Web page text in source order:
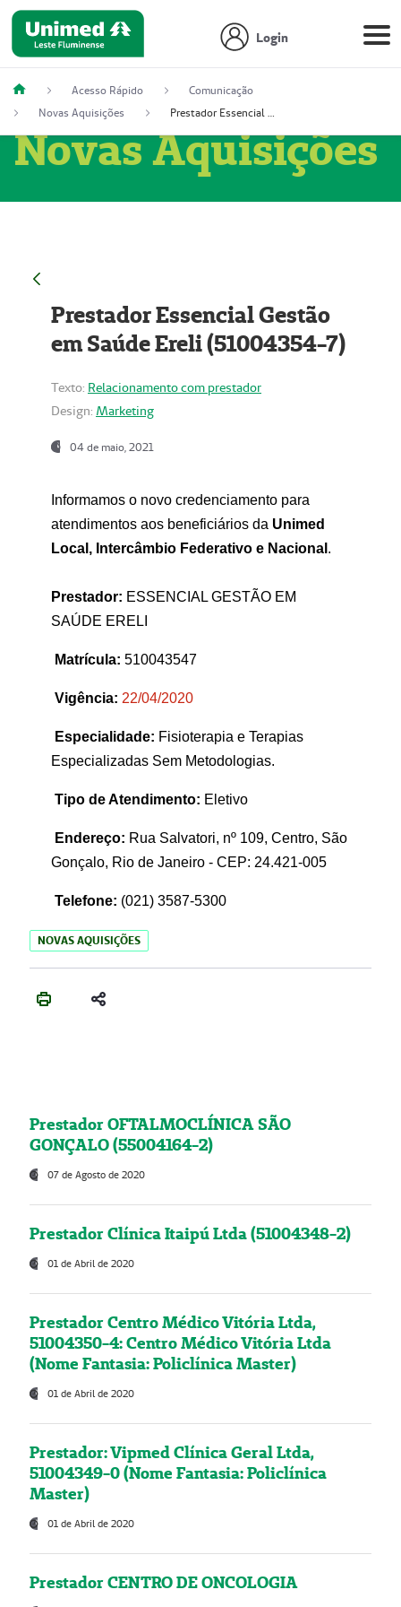
Login
Acesso Rápido
Comunicação
Novas Aquisições
Prestador Essencial Gestão em Saúde Ereli (51004354-7)
Novas Aquisições
Prestador Essencial Gestão
em Saúde Ereli (51004354-7)
Texto: Relacionamento com prestador
Design: Marketing
04 de maio, 2021
Informamos o novo credenciamento para
atendimentos aos beneficiários da Unimed
Local, Intercâmbio Federativo e Nacional .
Prestador: ESSENCIAL GESTÃO EM
SAÚDE ERELI
Matrícula: 510043547
Vigência: 22/04/2020
Especialidade: Fisioterapia e Terapias
Especializadas Sem Metodologias.
Tipo de Atendimento: Eletivo
Endereço: Rua Salvatori, nº 109, Centro, São
Gonçalo, Rio de Janeiro - CEP: 24.421-005
Telefone: (021) 3587-5300
NOVAS AQUISIÇÕES
Prestador OFTALMOCLÍNICA SÃO
GONÇALO (55004164-2)
07 de Agosto de 2020
Prestador Clínica Itaipú Ltda (51004348-2)
01 de Abril de 2020
Prestador Centro Médico Vitória Ltda,
51004350-4: Centro Médico Vitória Ltda
(Nome Fantasia: Policlínica Master)
01 de Abril de 2020
Prestador: Vipmed Clínica Geral Ltda,
51004349-0 (Nome Fantasia: Policlínica
Master)
01 de Abril de 2020
Prestador CENTRO DE ONCOLOGIA